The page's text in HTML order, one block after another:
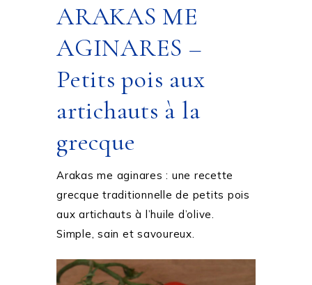
ARAKAS ME
AGINARES –
Petits pois aux
artichauts à la
grecque
Arakas me aginares : une recette
grecque traditionnelle de petits pois
aux artichauts à l’huile d’olive.
Simple, sain et savoureux.